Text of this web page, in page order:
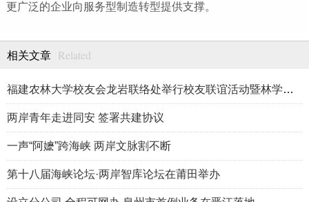
更广泛的企业向服务型制造转型提供支撑。
相关文章 Related
福建农林大学校友会龙岩联络处举行校友联谊活动暨林学、生物医药
两岸青年走进同安 签署共建协议
一声“阿嬷”跨海峡 两岸文脉割不断
第十八届海峡论坛·两岸智库论坛在莆田举办